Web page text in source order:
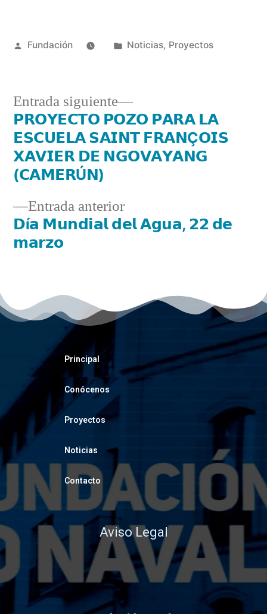
Fundación Noticias, Proyectos
Entrada anterior
𝗗í𝗮 𝗠𝘂𝗻𝗱𝗶𝗮𝗹 𝗱𝗲𝗹 𝗔𝗴𝘂𝗮, 𝟮𝟮 𝗱𝗲
𝗺𝗮𝗿𝘇𝗼
Entrada siguiente
𝗣𝗥𝗢𝗬𝗘𝗖𝗧𝗢 𝗣𝗢𝗭𝗢 𝗣𝗔𝗥𝗔 𝗟𝗔
𝗘𝗦𝗖𝗨𝗘𝗟𝗔 𝗦𝗔𝗜𝗡𝗧 𝗙𝗥𝗔𝗡Ç𝗢𝗜𝗦
𝗫𝗔𝗩𝗜𝗘𝗥 𝗗𝗘 𝗡𝗚𝗢𝗩𝗔𝗬𝗔𝗡𝗚
(𝗖𝗔𝗠𝗘𝗥Ú𝗡)
Principal
Conócenos
Proyectos
Noticias
Contacto
Aviso Legal